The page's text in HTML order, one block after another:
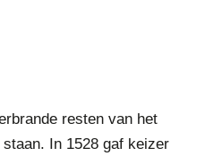
resten van het
In 1528 gaf keizer